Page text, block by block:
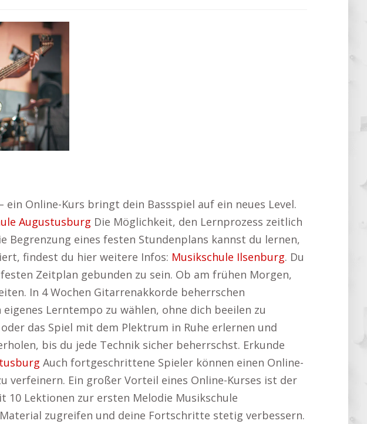
Online-Kurs bringt dein Bassspiel auf ein neues Level.
Augustusburg Die Möglichkeit, den Lernprozess zeitlich
eines festen Stundenplans kannst du lernen,
findest du hier weitere Infos: Musikschule Ilsenburg. Du
Zeitplan gebunden zu sein. Ob am frühen Morgen,
In 4 Wochen Gitarrenakkorde beherrschen
Lerntempo zu wählen, ohne dich beeilen zu
das Spiel mit dem Plektrum in Ruhe erlernen und
bis du jede Technik sicher beherrschst. Erkunde
Auch fortgeschrittene Spieler können einen Online-
verfeinern. Ein großer Vorteil eines Online-Kurses ist der
Lektionen zur ersten Melodie Musikschule
zugreifen und deine Fortschritte stetig verbessern.